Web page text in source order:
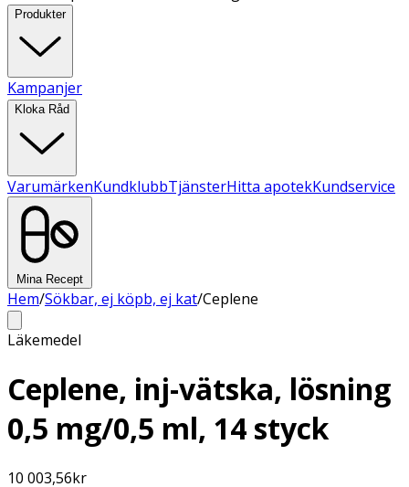
Produkter
Kampanjer
Kloka Råd
VarumärkenKundklubbTjänsterHitta apotekKundservice
Mina Recept
Hem/Sökbar, ej köpb, ej kat/Ceplene
Läkemedel
Ceplene, inj-vätska, lösning
0,5 mg/0,5 ml, 14 styck
10 003,56kr